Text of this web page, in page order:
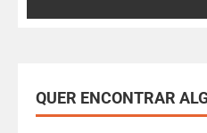
QUER ENCONTRAR